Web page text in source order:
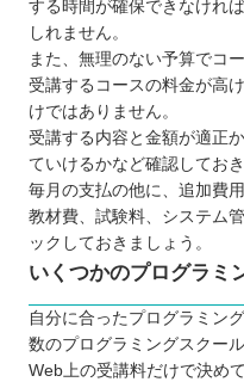
つけよう
する時間が確保できなけれ
しれません。
また、無理のない予算でコ
受講するコースの料金が高
けではありません。
受講する内容と金額が適正
ていけるかなど確認しておき
毎月の支払の他に、追加費
教材費、試験料、システム
ックしておきましょう。
いくつかのプログラミ
自分に合ったプログラミン
数のプログラミングスクー
Web上の受講料だけで決め